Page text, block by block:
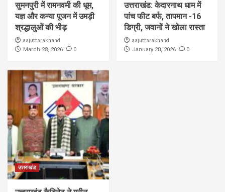
सुमनपुरी में रामनवमी की धूम,
यज्ञ और कन्या पूजन में उमड़ी
श्रद्धालुओं की भीड़
aajuttarakhand
March 28, 2026 0
उत्तराखंड: केदारनाथ धाम में
पांच फीट बर्फ, तापमान -16
डिग्री, जवानों ने खोला रास्ता
aajuttarakhand
January 28, 2026 0
उत्तराखंड